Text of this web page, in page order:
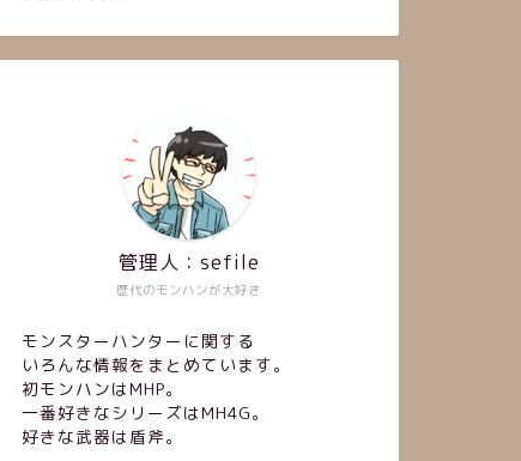
歴代のモンハンが大好き
管理人：sefile
モンスターハンターに関する
いろんな情報をまとめています。
初モンハンはMHP。
一番好きなシリーズはMH4G。
好きな武器は盾斧。